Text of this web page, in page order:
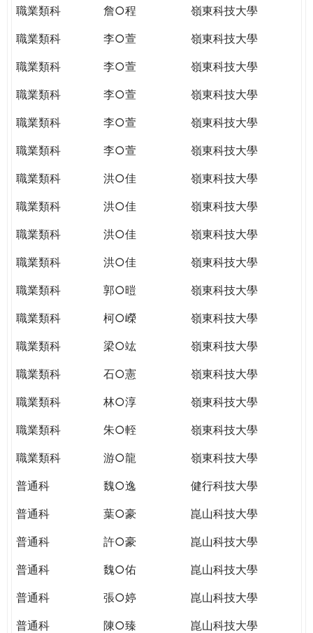
職業類科
詹○程
嶺東科技大學
職業類科
李○萱
嶺東科技大學
職業類科
李○萱
嶺東科技大學
職業類科
李○萱
嶺東科技大學
職業類科
李○萱
嶺東科技大學
職業類科
李○萱
嶺東科技大學
職業類科
洪○佳
嶺東科技大學
職業類科
洪○佳
嶺東科技大學
職業類科
洪○佳
嶺東科技大學
職業類科
洪○佳
嶺東科技大學
職業類科
郭○暟
嶺東科技大學
職業類科
柯○嶸
嶺東科技大學
職業類科
梁○竑
嶺東科技大學
職業類科
石○憲
嶺東科技大學
職業類科
林○淳
嶺東科技大學
職業類科
朱○輊
嶺東科技大學
職業類科
游○龍
嶺東科技大學
普通科
魏○逸
健行科技大學
普通科
葉○豪
崑山科技大學
普通科
許○豪
崑山科技大學
普通科
魏○佑
崑山科技大學
普通科
張○婷
崑山科技大學
普通科
陳○臻
崑山科技大學